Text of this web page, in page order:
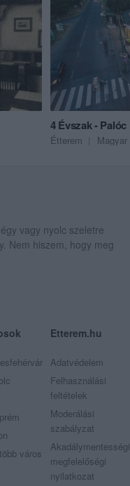
4 Évszak -
Étterem
vagy nyolc szeletre
Nem hiszem, hogy meg
város
Etterem.hu
Adatvédelem
Felhasználási
feltételek
Moderálási
szabályzat
Akadálymentességi
megfelelőségi
nyilatkozat